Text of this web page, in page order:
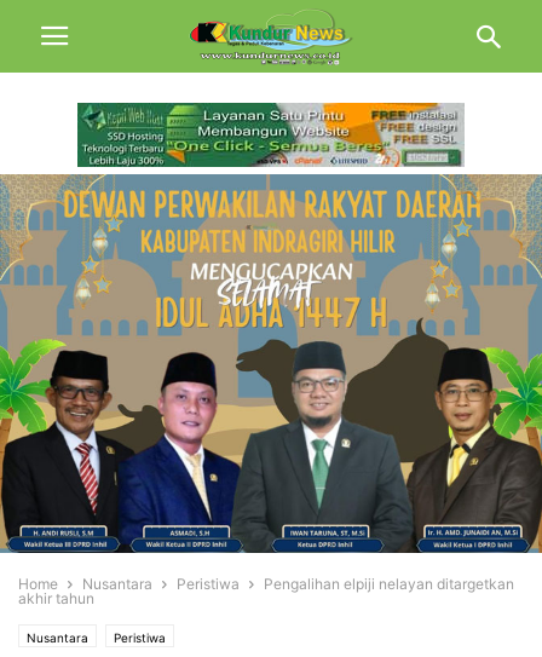
Home Nusantara Peristiwa
Pengalihan elpiji nelayan ditargetkan
akhir tahun
Nusantara Peristiwa